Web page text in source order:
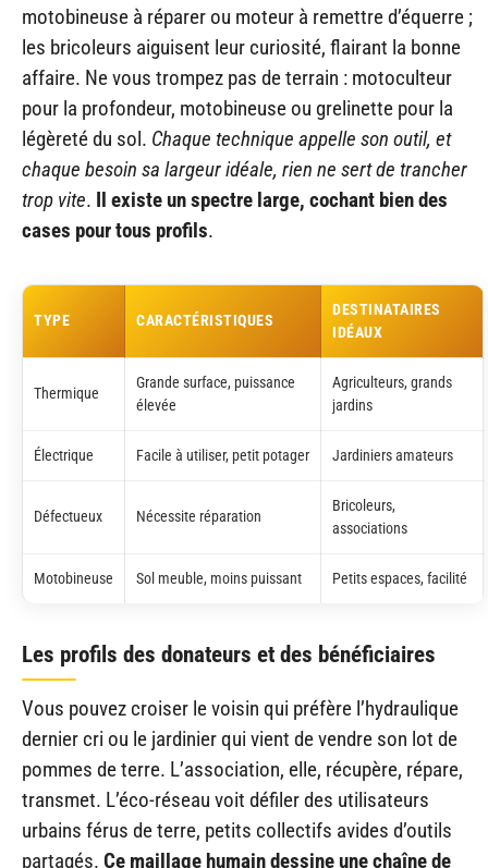
motobineuse à réparer ou moteur à remettre d’équerre ;
les bricoleurs aiguisent leur curiosité, flairant la bonne
affaire. Ne vous trompez pas de terrain : motoculteur
pour la profondeur, motobineuse ou grelinette pour la
légèreté du sol. Chaque technique appelle son outil, et
chaque besoin sa largeur idéale, rien ne sert de trancher
trop vite. Il existe un spectre large, cochant bien des
cases pour tous profils.
TYPE CARACTÉRISTIQUES
DESTINATAIRES
IDÉAUX
Thermique
Grande surface, puissance
élevée
Agriculteurs, grands
jardins
Électrique Facile à utiliser, petit potager Jardiniers amateurs
Défectueux Nécessite réparation
Bricoleurs,
associations
Motobineuse Sol meuble, moins puissant Petits espaces, facilité
Les profils des donateurs et des bénéficiaires
Vous pouvez croiser le voisin qui préfère l’hydraulique
dernier cri ou le jardinier qui vient de vendre son lot de
pommes de terre. L’association, elle, récupère, répare,
transmet. L’éco-réseau voit défiler des utilisateurs
urbains férus de terre, petits collectifs avides d’outils
partagés. Ce maillage humain dessine une chaîne de